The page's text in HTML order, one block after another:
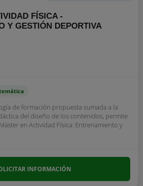
FÍSICA -
Y GESTIÓN DEPORTIVA
de formación propuesta sumada a la
del diseño de los contenidos, permite
en Actividad Física: Entrenamiento y
INFORMACIÓN